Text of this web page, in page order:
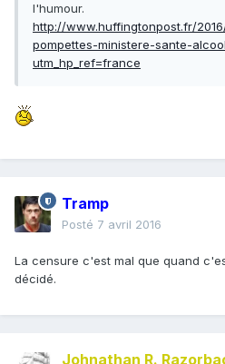
l'humour.
http://www.huffingtonpost.fr/
pompettes-ministere-sante-
utm_hp_ref=france
Tramp
Posté 7 avril 2016
La censure c'est mal que quand
décidé.
Johnathan R.